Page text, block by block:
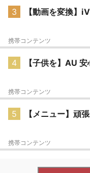
3 【動画を変換
携帯コンテンツ
4 【子供を】AU
携帯コンテンツ
5 【メニュー】頑
携帯コンテンツ